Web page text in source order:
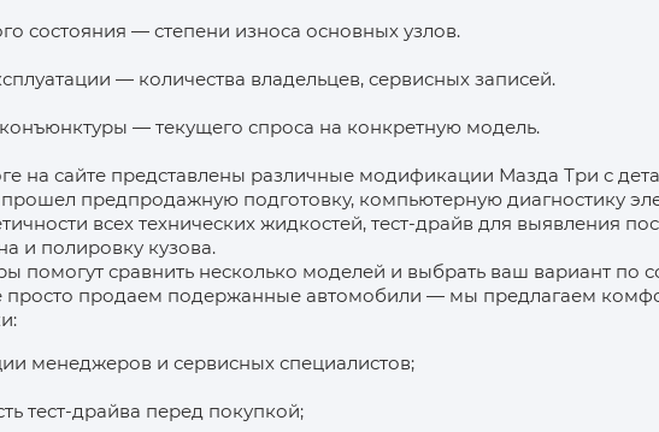
состояния — степени износа основных узлов.
— количества владельцев, сервисных записей.
— текущего спроса на конкретную модель.
на сайте представлены различные модификации Мазда Три с
предпродажную подготовку, компьютерную диагностику
всех технических жидкостей, тест-драйв для выявления
и полировку кузова.
помогут сравнить несколько моделей и выбрать ваш вариант по
просто продаем подержанные автомобили — мы предлагаем
менеджеров и сервисных специалистов;
тест-драйва перед покупкой;